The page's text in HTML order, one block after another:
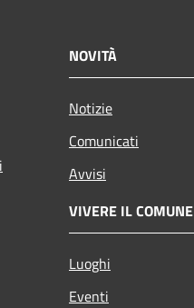
NOVITÀ
Notizie
Comunicati
Avvisi
VIVERE IL COMUNE
Luoghi
Eventi